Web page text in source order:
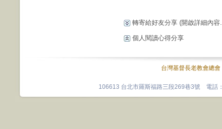
轉寄給好友分享 (開啟詳細內容
個人閱讀心得分享
台灣基督長老教會總會
106613 台北市羅斯福路三段269巷3號 電